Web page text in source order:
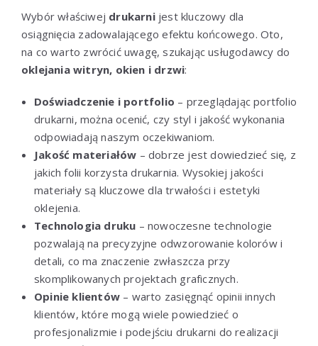
Wybór właściwej drukarnijest kluczowy dla
osiągnięcia zadowalającego efektu końcowego. Oto,
na co warto zwrócić uwagę, szukając usługodawcy do
oklejania witryn, okien i drzwi:
Doświadczenie i portfolio – przeglądając portfolio
drukarni, można ocenić, czy styl i jakość wykonania
odpowiadają naszym oczekiwaniom.
Jakość materiałów – dobrze jest dowiedzieć się, z
jakich folii korzysta drukarnia. Wysokiej jakości
materiały są kluczowe dla trwałości i estetyki
oklejenia.
Technologia druku – nowoczesne technologie
pozwalają na precyzyjne odwzorowanie kolorów i
detali, co ma znaczenie zwłaszcza przy
skomplikowanych projektach graficznych.
Opinie klientów – warto zasięgnąć opinii innych
klientów, które mogą wiele powiedzieć o
profesjonalizmie i podejściu drukarni do realizacji